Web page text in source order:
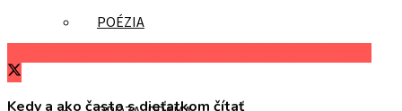
POÉZIA
Kedy a ako často s dieťatkom čítať